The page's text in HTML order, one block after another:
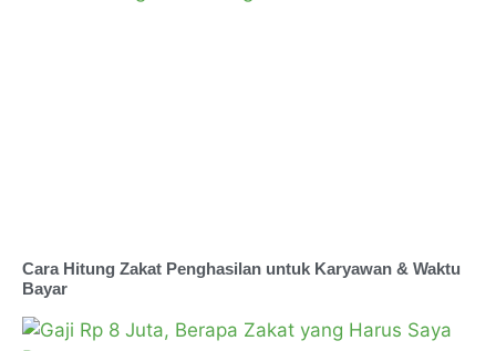
Cara Hitung Zakat Penghasilan untuk Karyawan & Waktu
Bayar